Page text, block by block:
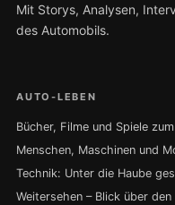
Mit Storys, Analysen,
des Automobils.
AUTO-LEBEN
Bücher, Filme und Spiele
Menschen, Maschinen und
Technik: Unter die Haube
Weitersehen – Blick über den